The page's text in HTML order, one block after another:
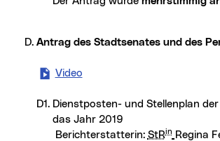
Antrag des Stadtsenates und des
Video
D1. Dienstposten- und Stellenplan
das Jahr 2019
Berichterstatterin: StRin Regina